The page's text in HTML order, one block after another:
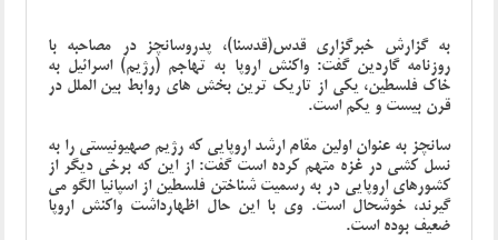
به گزارش خبرگزاری قدس(قدسنا)، پدروسانچز در مصاحبه با
روزنامه گاردین گفت: واکنش اروپا به تهاجم (رژیم) اسرائیل به
خاک فلسطین، یکی از تاریک ترین بخش های روابط بین الملل در
قرن بیست و یکم است.
سانچز به عنوان اولین مقام ارشد اروپایی که رژیم صهیونیستی را به
نسل کشی در غزه متهم کرده است گفت: از این که برخی دیگر از
کشورهای اروپایی در به رسمیت شناختن فلسطین از اسپانیا الگو می
گیرند، خوشحال است. وی با این حال اظهارداشت واکنش اروپا
ضعیف بوده است.